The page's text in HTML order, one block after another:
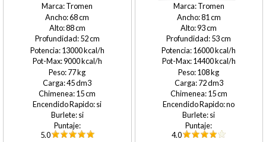
Tromen
68
88
52
13000
9000
77
45
15
si
si
5.0
Tromen
81
93
53
16000
14400
108
72
15
no
si
4.0